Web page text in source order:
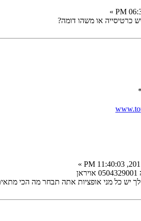
כרטיסייה או משהו דומה?
לך יש כל מני אופציות אתה תבחר מה הכי